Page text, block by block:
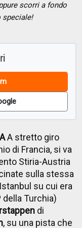
scorri a fondo
A stretto giro
di Francia, si va
Stiria-Austria
sulla stessa
su cui era
Turchia)
di
, su una pista che